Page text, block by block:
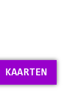
KAARTEN